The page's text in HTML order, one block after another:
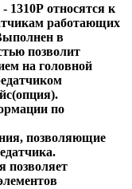
- 1310P относятся к
работающих
в
позволит
на головной
по
позволяющие
позволяет